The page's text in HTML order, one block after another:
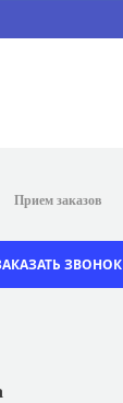
Прием заказов
ЗВОНОК